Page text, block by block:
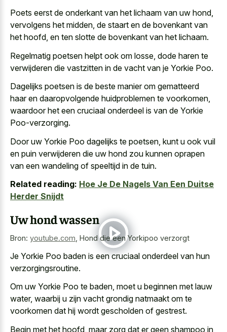
Poets eerst de onderkant van het lichaam van uw hond,
vervolgens het midden, de staart en de bovenkant van
het hoofd, en ten slotte de bovenkant van het lichaam.
Regelmatig poetsen helpt ook om losse, dode haren te
verwijderen die vastzitten in de vacht van je Yorkie Poo.
Dagelijks poetsen is de beste manier om gematteerd
haar en daaropvolgende huidproblemen te voorkomen,
waardoor het een cruciaal onderdeel is van de Yorkie
Poo-verzorging.
Door uw Yorkie Poo dagelijks te poetsen, kunt u ook vuil
en puin verwijderen die uw hond zou kunnen oprapen
van een wandeling of speeltijd in de tuin.
Related reading: Hoe Je De Nagels Van Een Duitse
Herder Snijdt
Uw hond wassen
Bron: youtube.com Hond die een Yorkipoo verzorgt
Je Yorkie Poo baden is een cruciaal onderdeel van hun
verzorgingsroutine.
Om uw Yorkie Poo te baden, moet u beginnen met lauw
water, waarbij u zijn vacht grondig natmaakt om te
voorkomen dat hij wordt gescholden of gestrest.
Begin met het hoofd, maar zorg dat er geen shampoo in